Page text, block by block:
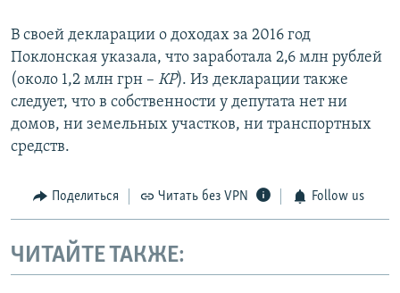
В своей декларации о доходах за 2016 год
Поклонская указала, что заработала 2,6 млн рублей
(около 1,2 млн грн – КР). Из декларации также
следует, что в собственности у депутата нет ни
домов, ни земельных участков, ни транспортных
средств.
Поделиться Читать без VPN Follow us
ЧИТАЙТЕ ТАКЖЕ: